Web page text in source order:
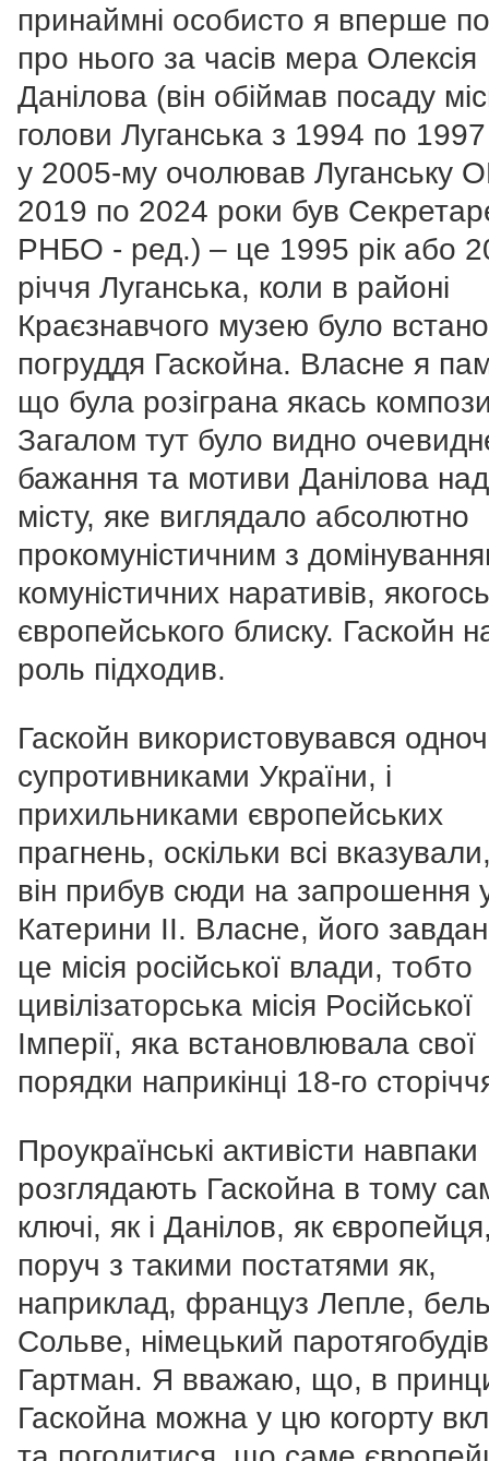
принаймні особисто я вперше
про нього за часів мера Олексія
Данілова (він обіймав посаду
голови Луганська з 1994 по
у 2005-му очолював Луганську
2019 по 2024 роки був
РНБО - ред.) – це 1995 рік або
річчя Луганська, коли в районі
Краєзнавчого музею було
погруддя Гаскойна. Власне я
що була розіграна якась
Загалом тут було видно
бажання та мотиви Данілова
місту, яке виглядало абсолютно
прокомуністичним з
комуністичних наративів, якогось
європейського блиску. Гаскойн
роль підходив.
Гаскойн використовувався
супротивниками України, і
прихильниками європейських
прагнень, оскільки всі
він прибув сюди на запрошення
Катерини ІІ. Власне, його
це місія російської влади, тобто
цивілізаторська місія Російської
Імперії, яка встановлювала свої
порядки наприкінці 18-го
Проукраїнські активісти навпаки
розглядають Гаскойна в тому
ключі, як і Данілов, як
поруч з такими постатями як,
наприклад, француз Лепле,
Сольве, німецький
Гартман. Я вважаю, що, в
Гаскойна можна у цю когорту